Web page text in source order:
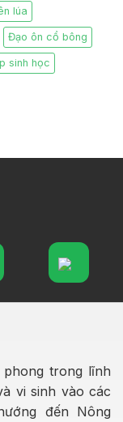
lúa
Đạo ôn cổ bông
sinh học
trong lĩnh
vi sinh vào các
đến Nông